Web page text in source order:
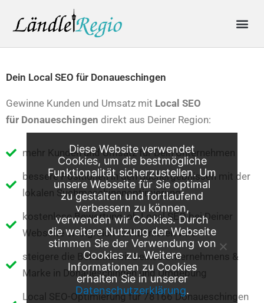
Dein Local SEO für Donaueschingen
Gewinne Kunden und Umsatz mit Local SEO
für Donaueschingen direkt aus Deiner Region:
mehr Kunden und Umsatz für Dein Unternehmen
bessere Positionen in den Suchergebnissen mit der
lokalen Suchmaschinenoptimierung
kostenlose Bewertung, ob Local SEO bei Deiner
Webseite erfolgreich funktionieren wird
steigere die Bekanntheit Deines Unternehmens &
Marke in Donaueschingen und Umgebung
Local SEO-Optimierung für 78166 Donaueschingen
Diese Website verwendet
Cookies, um die bestmögliche
Funktionalität sicherzustellen. Um
unsere Webseite für Sie optimal
zu gestalten und fortlaufend
verbessern zu können,
verwenden wir Cookies. Durch
die weitere Nutzung der Webseite
stimmen Sie der Verwendung von
Cookies zu. Weitere
Informationen zu Cookies
erhalten Sie in unserer
Datenschutzerklärung.